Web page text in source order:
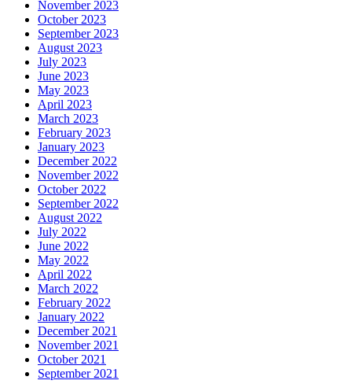
November 2023
October 2023
September 2023
August 2023
July 2023
June 2023
May 2023
April 2023
March 2023
February 2023
January 2023
December 2022
November 2022
October 2022
September 2022
August 2022
July 2022
June 2022
May 2022
April 2022
March 2022
February 2022
January 2022
December 2021
November 2021
October 2021
September 2021